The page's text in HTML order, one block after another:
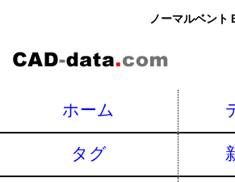
ノーマルベント
ホーム
タグ